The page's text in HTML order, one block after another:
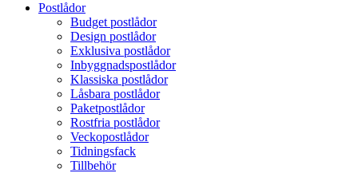
Postlådor
Budget postlådor
Design postlådor
Exklusiva postlådor
Inbyggnadspostlådor
Klassiska postlådor
Låsbara postlådor
Paketpostlådor
Rostfria postlådor
Veckopostlådor
Tidningsfack
Tillbehör